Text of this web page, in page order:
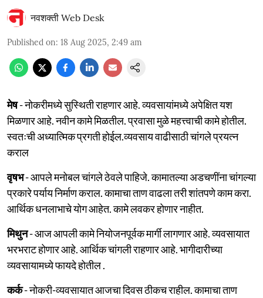
नवशक्ती Web Desk
Published on: 18 Aug 2025, 2:49 am
मेष- नोकरीमध्ये सुस्थिती राहणार आहे. व्यवसायांमध्ये अपेक्षित यश
मिळणार आहे. नवीन कामे मिळतील. प्रवासा मुळे महत्त्वाची कामे होतील.
स्वतःची अध्यात्मिक प्रगती होईल.व्यवसाय वाढीसाठी चांगले प्रयत्न
कराल
वृषभ- आपले मनोबल चांगले ठेवले पाहिजे. कामातल्या अडचणींना चांगल्या
प्रकारे पर्याय निर्माण कराल. कामाचा ताण वाढला तरी शांतपणे काम करा.
आर्थिक धनलाभाचे योग आहेत. कामे लवकर होणार नाहीत.
मिथुन- आज आपली कामे नियोजनपूर्वक मार्गी लागणार आहे. व्यवसायात
भरभराट होणार आहे. आर्थिक चांगली राहणार आहे. भागीदारीच्या
व्यवसायामध्ये फायदे होतील .
कर्क- नोकरी-व्यवसायात आजचा दिवस ठीकच राहील. कामाचा ताण